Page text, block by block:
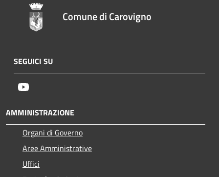
Comune di Carovigno
SEGUICI SU
AMMINISTRAZIONE
Organi di Governo
Aree Amministrative
Uffici